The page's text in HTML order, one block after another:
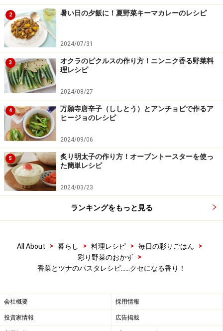
2 暑い日の夕飯に！夏野菜キーマカレーのレシピ
2024/07/31
3
オクラのピクルスの作り方！ニンニク香る野菜料
理レシピ
2024/08/27
4
万願寺唐辛子（ししとう）とアンチョビで作るア
ヒージョのレシピ
2024/09/06
5
炙り明太子の作り方！オーブントースターを使っ
た簡単レシピ
2024/03/23
ランキングをもっと見る
All About > 暮らし > 料理レシピ > 毎日の彩りごはん
>
彩り野菜のおかず
>
香菜とツナのパスタレシピ……クセになる香り！
会社概要 採用情報
投資家情報 広告掲載